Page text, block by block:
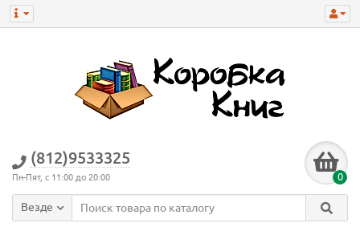
(812)9533325
Пн-Пят, с 11:00 до 20:00 0
Везде